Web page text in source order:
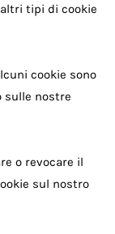
tipi di cookie
cookie sono
sulle nostre
o revocare il
sul nostro